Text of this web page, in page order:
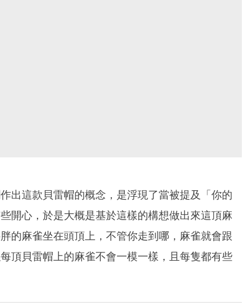
出這款貝雷帽的概念，是浮現了當被提及「你的
開心，於是大概是基於這樣的構想做出來這頂麻
的麻雀坐在頭頂上，不管你走到哪，麻雀就會跟
頂貝雷帽上的麻雀不會一模一樣，且每隻都有些